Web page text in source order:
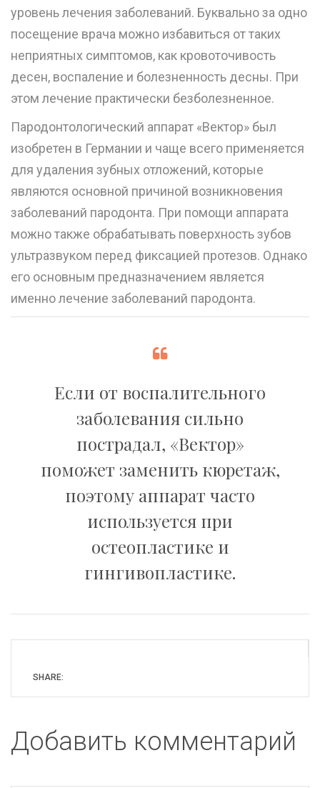
уровень лечения заболеваний. Буквально за одно
посещение врача можно избавиться от таких
неприятных симптомов, как кровоточивость
десен, воспаление и болезненность десны. При
этом лечение практически безболезненное.
Пародонтологический аппарат «Вектор» был
изобретен в Германии и чаще всего применяется
для удаления зубных отложений, которые
являются основной причиной возникновения
заболеваний пародонта. При помощи аппарата
можно также обрабатывать поверхность зубов
ультразвуком перед фиксацией протезов. Однако
его основным предназначением является
именно лечение заболеваний пародонта.
Если от воспалительного
заболевания сильно
пострадал, «Вектор»
поможет заменить кюретаж,
поэтому аппарат часто
используется при
остеопластике и
гингивопластике.
SHARE:
Добавить комментарий